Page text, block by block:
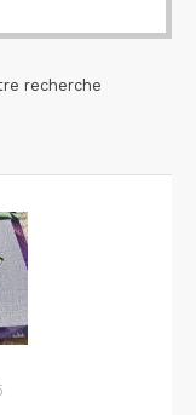
recherche